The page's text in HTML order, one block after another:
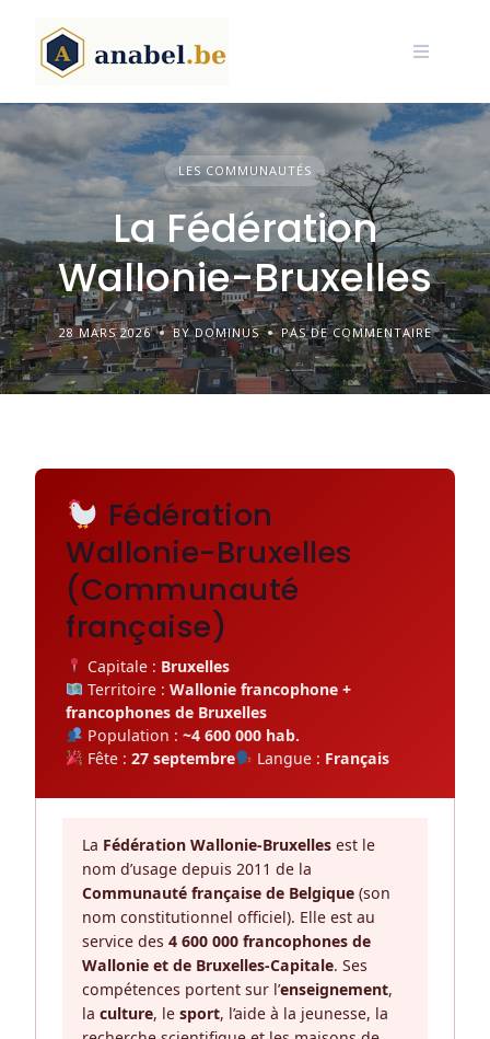
content
LES COMMUNAUTÉS
La Fédération
Wallonie-Bruxelles
28 MARS 2026 BY DOMINUS PAS DE COMMENTAIRE
Fédération
Wallonie-Bruxelles
(Communauté
française)
Capitale : Bruxelles
Territoire :Wallonie francophone +
francophones de Bruxelles
Population :~4 600 000 hab.
Fête :27 septembre Langue : Français
La Fédération Wallonie-Bruxelles est le
nom d’usage depuis 2011 de la
Communauté française de Belgique (son
nom constitutionnel officiel). Elle est au
service des 4 600 000 francophones de
Wallonie et de Bruxelles-Capitale. Ses
compétences portent sur l’enseignement,
la culture, le sport, l’aide à la jeunesse, la